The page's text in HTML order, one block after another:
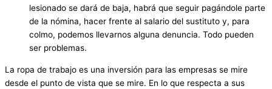
lesionado se dará de baja, habrá que seguir pagándole parte
de la nómina, hacer frente al salario del sustituto y, para
colmo, podemos llevarnos alguna denuncia. Todo pueden
ser problemas.
La ropa de trabajo es una inversión para las empresas se mire
desde el punto de vista que se mire. En lo que respecta a sus